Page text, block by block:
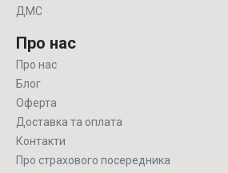
ДМС
Про нас
Про нас
Блог
Оферта
Доставка та оплата
Контакти
Про страхового посередника